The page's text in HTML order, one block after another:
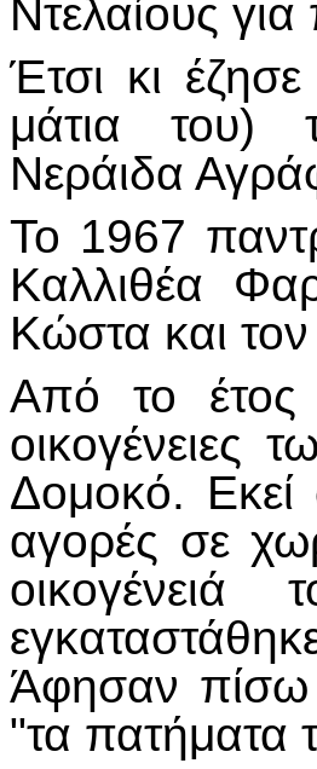
Ντελαίους
Έτσι κι
μάτια του)
Νεράιδα
Το 1967
Καλλιθέα
Κώστα και
Από το έτος
οικογένειες
Δομοκό. Εκεί
αγορές σε
Άφησαν πίσω
"τα πατήματα